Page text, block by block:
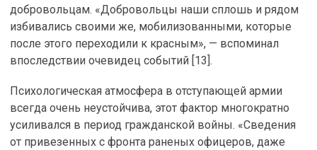
добровольцам. «Добровольцы наши сплошь и рядом
избивались своими же, мобилизованными, которые
после этого переходили к красным», — вспоминал
впоследствии очевидец событий [13].
Психологическая атмосфера в отступающей армии
всегда очень неустойчива, этот фактор многократно
усиливался в период гражданской войны. «Сведения
от привезенных с фронта раненых офицеров, даже